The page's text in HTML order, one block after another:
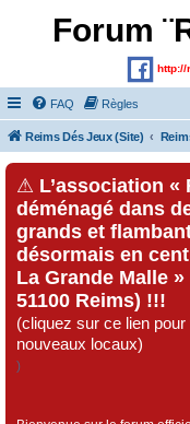
Forum
http://
FAQ Règles
Reims Dés Jeux (Site)
⚠ L’association «
déménagé dans
grands et
désormais en
La Grande Malle
51100 Reims) !!!
(cliquez sur ce lien
nouveaux locaux)
)